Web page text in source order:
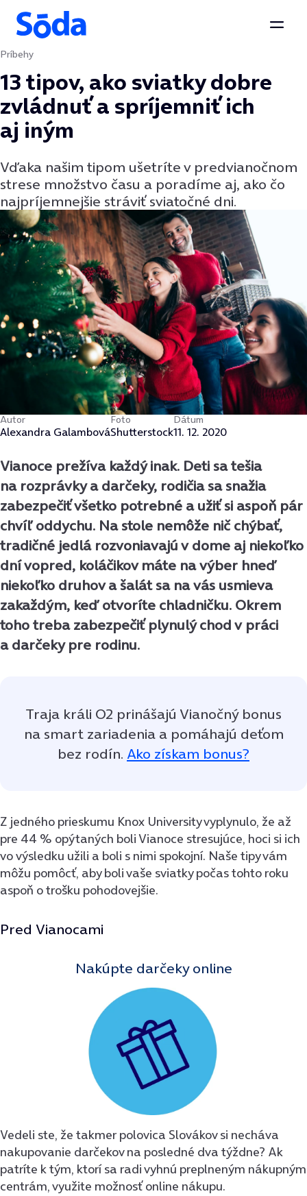
Preskočiť na obsah
Príbehy
13 tipov, ako sviatky dobre
zvládnuť a spríjemniť ich
aj iným
Vďaka našim tipom ušetríte v predvianočnom
strese množstvo času a poradíme aj, ako čo
najpríjemnejšie stráviť sviatočné dni.
Autor
Alexandra Galambová
Foto
Shutterstock
Dátum
11. 12. 2020
Vianoce prežíva každý inak. Deti sa tešia
na rozprávky a darčeky, rodičia sa snažia
zabezpečiť všetko potrebné a užiť si aspoň pár
chvíľ oddychu. Na stole nemôže nič chýbať,
tradičné jedlá rozvoniavajú v dome aj niekoľko
dní vopred, koláčikov máte na výber hneď
niekoľko druhov a šalát sa na vás usmieva
zakaždým, keď otvoríte chladničku. Okrem
toho treba zabezpečiť plynulý chod v práci
a darčeky pre rodinu.
Traja králi O2 prinášajú Vianočný bonus
na smart zariadenia a pomáhajú deťom
bez rodín. Ako získam bonus?
Z jedného prieskumu Knox University vyplynulo, že až
pre 44 % opýtaných boli Vianoce stresujúce, hoci si ich
vo výsledku užili a boli s nimi spokojní. Naše tipy vám
môžu pomôcť, aby boli vaše sviatky počas tohto roku
aspoň o trošku pohodovejšie.
Pred Vianocami
Nakúpte darčeky online
Vedeli ste, že takmer polovica Slovákov si necháva
nakupovanie darčekov na posledné dva týždne? Ak
patríte k tým, ktorí sa radi vyhnú preplneným nákupným
centrám, využite možnosť online nákupu.